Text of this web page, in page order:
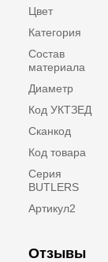
Цвет
Категория
Состав
материала
Диаметр
Код УКТЗЕД
Сканкод
Код товара
Серия
BUTLERS
Артикул2
Отзывы